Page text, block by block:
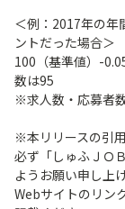
＜例：2017年の年
ントだった場合＞
100（基準値）-
数は95
※求人数・応募者
※本リリースの引用
必ず「しゅふＪＯ
ようお願い申し上げ
Webサイトのリン